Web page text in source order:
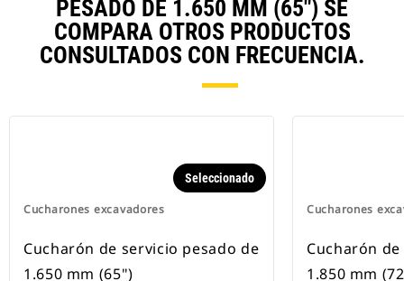
PESADO DE 1.650 MM (65") SE
COMPARA OTROS PRODUCTOS
CONSULTADOS CON FRECUENCIA.
Cucharones excavadores
Seleccionado
Cucharón de servicio pesado de
1.650 mm (65")
Cucharones
Cucharón
1.850 mm